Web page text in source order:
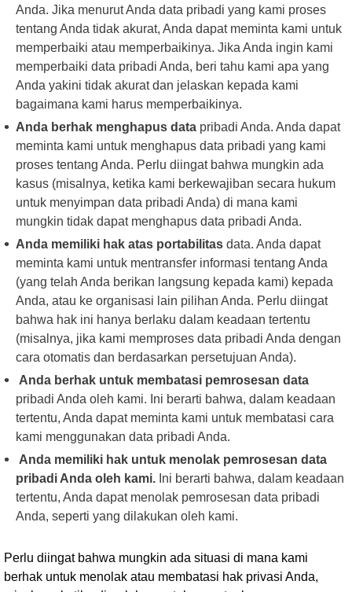
Anda. Jika menurut Anda data pribadi yang kami proses
tentang Anda tidak akurat, Anda dapat meminta kami untuk
memperbaiki atau memperbaikinya. Jika Anda ingin kami
memperbaiki data pribadi Anda, beri tahu kami apa yang
Anda yakini tidak akurat dan jelaskan kepada kami
bagaimana kami harus memperbaikinya.
Anda berhak menghapus data pribadi Anda. Anda dapat
meminta kami untuk menghapus data pribadi yang kami
proses tentang Anda. Perlu diingat bahwa mungkin ada
kasus (misalnya, ketika kami berkewajiban secara hukum
untuk menyimpan data pribadi Anda) di mana kami
mungkin tidak dapat menghapus data pribadi Anda.
Anda memiliki hak atas portabilitasdata. Anda dapat
meminta kami untuk mentransfer informasi tentang Anda
(yang telah Anda berikan langsung kepada kami) kepada
Anda, atau ke organisasi lain pilihan Anda. Perlu diingat
bahwa hak ini hanya berlaku dalam keadaan tertentu
(misalnya, jika kami memproses data pribadi Anda dengan
cara otomatis dan berdasarkan persetujuan Anda).
Anda berhak untuk membatasi pemrosesan data
pribadi Anda oleh kami. Ini berarti bahwa, dalam keadaan
tertentu, Anda dapat meminta kami untuk membatasi cara
kami menggunakan data pribadi Anda.
Anda memiliki hak untuk menolak pemrosesan data
pribadi Anda oleh kami. Ini berarti bahwa, dalam keadaan
tertentu, Anda dapat menolak pemrosesan data pribadi
Anda, seperti yang dilakukan oleh kami.
Perlu diingat bahwa mungkin ada situasi di mana kami
berhak untuk menolak atau membatasi hak privasi Anda,